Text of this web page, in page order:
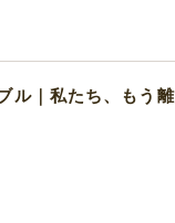
ル｜私たち、もう